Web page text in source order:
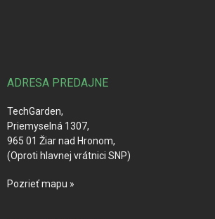
ADRESA PREDAJNE
TechGarden,
Priemyselná 1307,
965 01 Žiar nad Hronom,
(Oproti hlavnej vrátnici SNP)
Pozrieť mapu »